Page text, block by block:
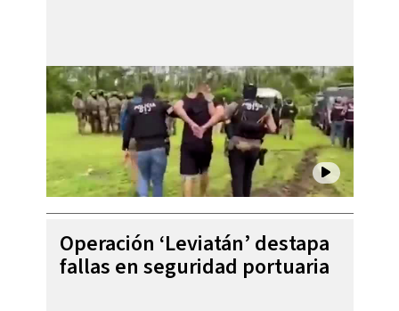
Operación ‘Leviatán’ destapa
fallas en seguridad portuaria